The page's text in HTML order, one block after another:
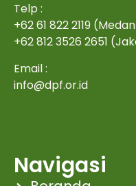
Telp :
+62 61 822 2119
+62 812 3526 2651
Email :
info@dpf.or.id
Navigasi